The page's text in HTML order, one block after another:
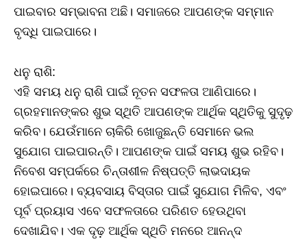
ପାଇବାର ସମ୍ଭାବନା ଅଛି। ସମାଜରେ ଆପଣଙ୍କ ସମ୍ମାନ
ବୃଦ୍ଧି ପାଇପାରେ।
ଧନୁ ରାଶି:
ଏହି ସମୟ ଧନୁ ରାଶି ପାଇଁ ନୂତନ ସଫଳତା ଆଣିପାରେ।
ଗ୍ରହମାନଙ୍କର ଶୁଭ ସ୍ଥିତି ଆପଣଙ୍କ ଆର୍ଥିକ ସ୍ଥିତିକୁ ସୁଦୃଢ଼
କରିବ। ଯେଉଁମାନେ ଚାକିରି ଖୋଜୁଛନ୍ତି ସେମାନେ ଭଲ
ସୁଯୋଗ ପାଇପାରନ୍ତି। ଆପଣଙ୍କ ପାଇଁ ସମୟ ଶୁଭ ରହିବ।
ନିବେଶ ସମ୍ପର୍କରେ ଚିନ୍ତାଶୀଳ ନିଷ୍ପତ୍ତି ଲାଭଦାୟକ
ହୋଇପାରେ। ବ୍ୟବସାୟ ବିସ୍ତାର ପାଇଁ ସୁଯୋଗ ମିଳିବ, ଏବଂ
ପୂର୍ବ ପ୍ରୟାସ ଏବେ ସଫଳତାରେ ପରିଣତ ହେଉଥିବା
ଦେଖାଯିବ। ଏକ ଦୃଢ଼ ଆର୍ଥିକ ସ୍ଥିତି ମନରେ ଆନନ୍ଦ